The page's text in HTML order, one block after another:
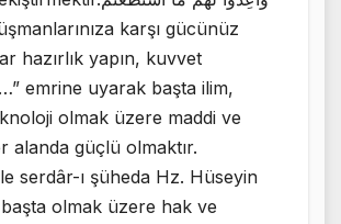
hazırlık yapın, kuvvet
emrine uyarak başta ilim,
olmak üzere maddi ve
alanda güçlü olmaktır.
serdâr-ı şüheda Hz. Hüseyin
olmak üzere hak ve